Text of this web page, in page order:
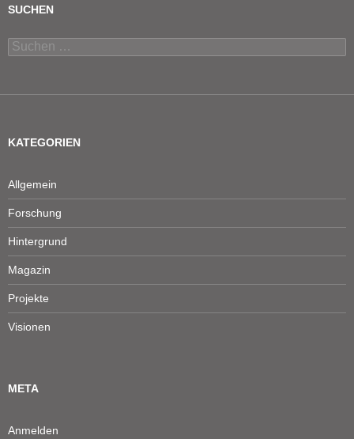
SUCHEN
Suchen
nach:
KATEGORIEN
Allgemein
Forschung
Hintergrund
Magazin
Projekte
Visionen
META
Anmelden